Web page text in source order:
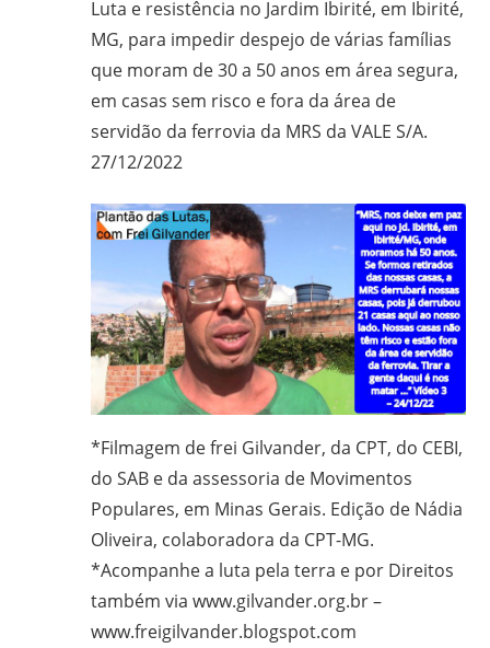
Ciências
Bíblicas
Pontifício
Instituto
doutorando
Educação
FAE/UFMG;
assessor
Luta e resistência no Jardim Ibirité, em Ibirité,
MG, para impedir despejo de várias famílias
que moram de 30 a 50 anos em área segura,
em casas sem risco e fora da área de
servidão da ferrovia da MRS da VALE S/A.
27/12/2022
*Filmagem de frei Gilvander, da CPT, do CEBI,
do SAB e da assessoria de Movimentos
Populares, em Minas Gerais. Edição de Nádia
Oliveira, colaboradora da CPT-MG.
*Acompanhe a luta pela terra e por Direitos
também via www.gilvander.org.br –
www.freigilvander.blogspot.com